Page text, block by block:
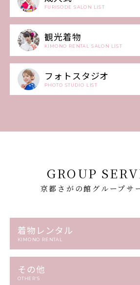
FURISODE SALON LIST
観光着物
KIMONO RENTAL SALON LIST
フォトスタジオ
PHOTO STUDIO LIST
GROUP
京都さがの館グループサ
着物レンタル
KIMONO RENTAL
その他
OTHER’S